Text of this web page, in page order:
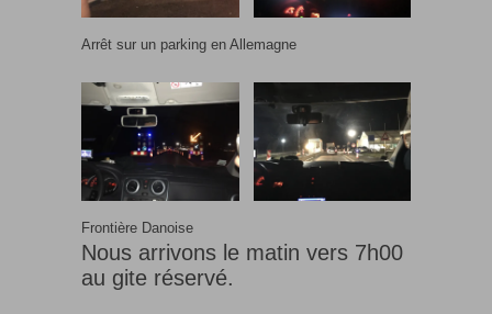
Arrêt sur un parking en Allemagne
Frontière Danoise
Nous arrivons le matin vers 7h00
au gite réservé.